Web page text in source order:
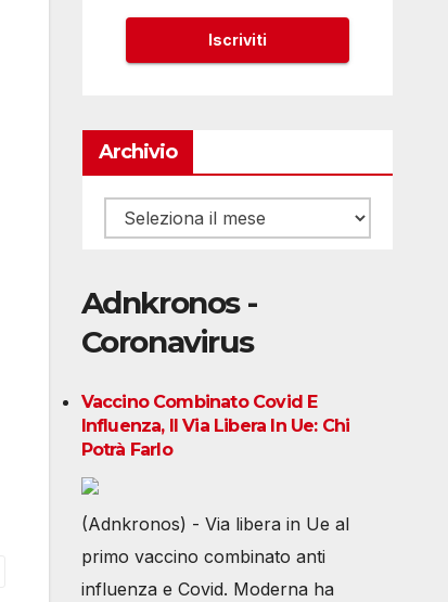
Archivio
Archivio
Adnkronos -
Coronavirus
Vaccino Combinato Covid E
Influenza, Il Via Libera In Ue: Chi
Potrà Farlo
(Adnkronos) - Via libera in Ue al
primo vaccino combinato anti
influenza e Covid. Moderna ha